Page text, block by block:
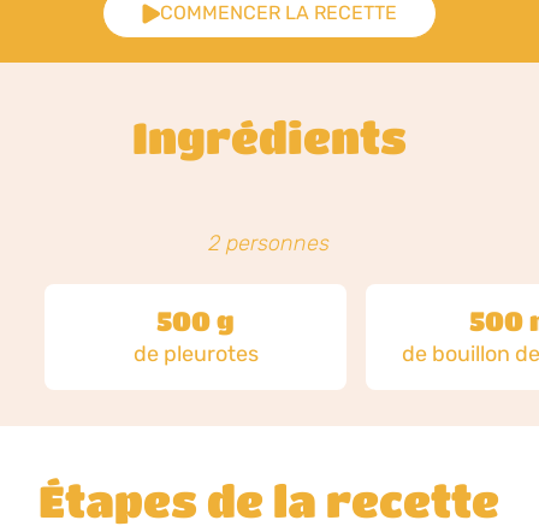
COMMENCER LA RECETTE
Ingrédients
2 personnes
500 g
de pleurotes
500
de bouillon
Étapes de la recette